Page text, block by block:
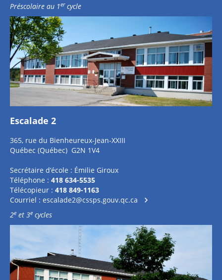
Préscolaire au 1ercycle
Escalade 2
365, rue du Bienheureux-Jean-XXIII
Québec (Québec) G2N 1V4
Secrétaire d’école : Émilie Giroux
Téléphone : 418 634-5535
Télécopieur : 418 849-1163
Courriel : escalade2@cssps.gouv.qc.ca
2e et 3e cycles